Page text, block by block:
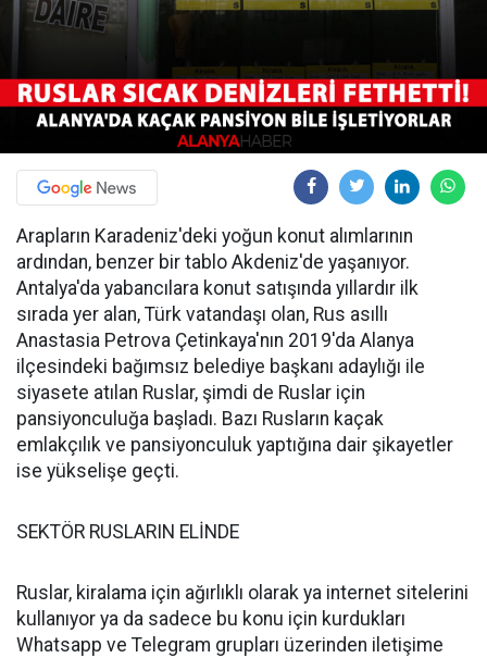
Arapların Karadeniz'deki yoğun konut alımlarının
ardından, benzer bir tablo Akdeniz'de yaşanıyor.
Antalya'da yabancılara konut satışında yıllardır ilk
sırada yer alan, Türk vatandaşı olan, Rus asıllı
Anastasia Petrova Çetinkaya'nın 2019'da Alanya
ilçesindeki bağımsız belediye başkanı adaylığı ile
siyasete atılan Ruslar, şimdi de Ruslar için
pansiyonculuğa başladı. Bazı Rusların kaçak
emlakçılık ve pansiyonculuk yaptığına dair şikayetler
ise yükselişe geçti.
SEKTÖR RUSLARIN ELİNDE
Ruslar, kiralama için ağırlıklı olarak ya internet sitelerini
kullanıyor ya da sadece bu konu için kurdukları
Whatsapp ve Telegram grupları üzerinden iletişime